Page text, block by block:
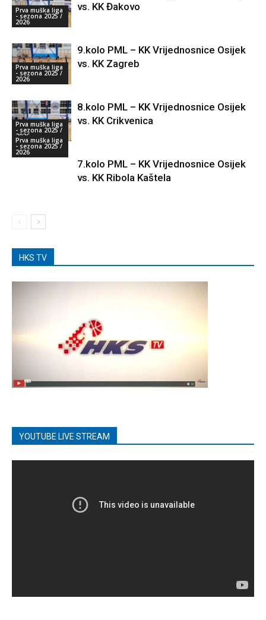
Prva muška liga
- sezona 2025 /
2026
vs. KK Đakovo
Prva muška liga
- sezona 2025 /
2026
9.kolo PML – KK Vrijednosnice Osijek
vs. KK Zagreb
Prva muška liga
- sezona 2025 /
2026
8.kolo PML – KK Vrijednosnice Osijek
vs. KK Crikvenica
Prva muška liga
- sezona 2025 /
2026
7.kolo PML – KK Vrijednosnice Osijek
vs. KK Ribola Kaštela
HKS TV
YOUTUBE LIVE STREAM